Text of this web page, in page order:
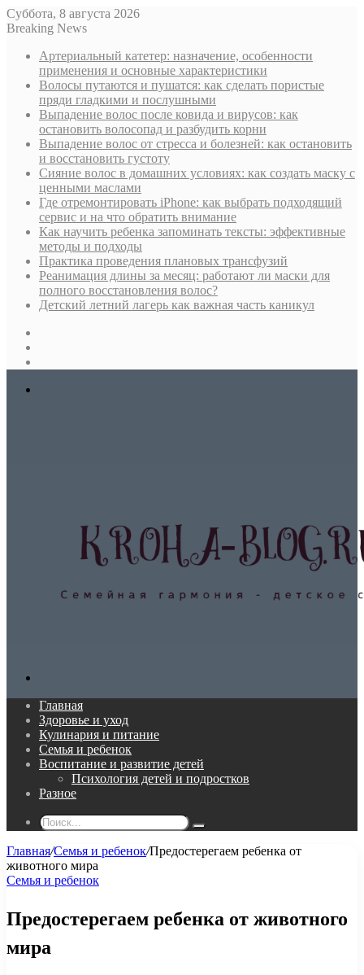
Суббота, 8 августа 2026
Breaking News
Артериальный катетер: назначение, особенности
применения и основные характеристики
Волосы путаются и пушатся: как сделать пористые
пряди гладкими и послушными
Выпадение волос после ковида и вирусов: как
остановить волосопад и разбудить корни
Выпадение волос от стресса и болезней: как остановить
и восстановить густоту
Сияние волос в домашних условиях: как создать маску с
ценными маслами
Где отремонтировать iPhone: как выбрать подходящий
сервис и на что обратить внимание
Как научить ребенка запоминать тексты: эффективные
методы и подходы
Практика проведения плановых трансфузий
Реанимация длины за месяц: работают ли маски для
полного восстановления волос?
Детский летний лагерь как важная часть каникул
Главная
Здоровье и уход
Кулинария и питание
Семья и ребенок
Воспитание и развитие детей
Психология детей и подростков
Разное
Поиск...
Главная/Семья и ребенок/Предостерегаем ребенка от
животного мира
Семья и ребенок
Предостерегаем ребенка от животного
мира